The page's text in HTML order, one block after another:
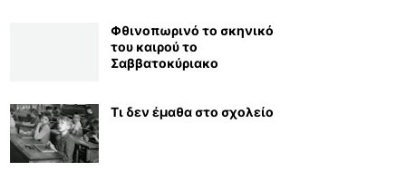
Φθινοπωρινό το σκηνικό
του καιρού το
Σαββατοκύριακο
Τι δεν έμαθα στο σχολείο